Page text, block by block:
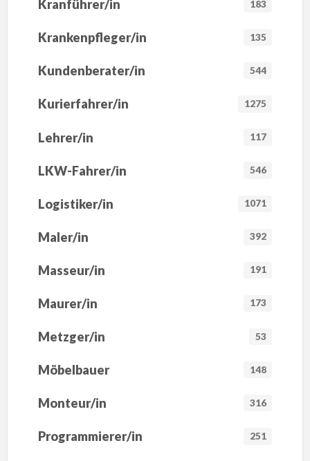
Kranführer/in 183
Krankenpfleger/in 135
Kundenberater/in 544
Kurierfahrer/in 1275
Lehrer/in 117
LKW-Fahrer/in 546
Logistiker/in 1071
Maler/in 392
Masseur/in 191
Maurer/in 173
Metzger/in 53
Möbelbauer 148
Monteur/in 316
Programmierer/in 251